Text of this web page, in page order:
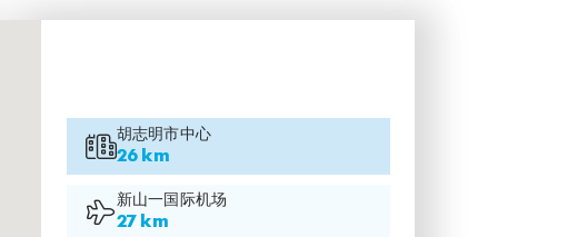
胡志明市中心
26 km
新山一国际机场
27 km